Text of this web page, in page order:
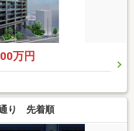
万円
通り 先着順